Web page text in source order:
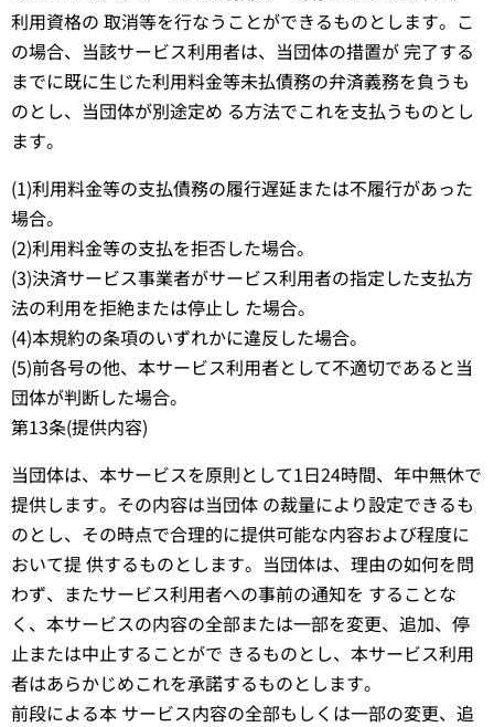
利用資格の 取消等を行なうことができるものとします。こ
の場合、当該サービス利用者は、当団体の措置が 完了する
までに既に生じた利用料金等未払債務の弁済義務を負うも
のとし、当団体が別途定め る方法でこれを支払うものとし
ます。
(1)利用料金等の支払債務の履行遅延または不履行があった
場合。
(2)利用料金等の支払を拒否した場合。
(3)決済サービス事業者がサービス利用者の指定した支払方
法の利用を拒絶または停止し た場合。
(4)本規約の条項のいずれかに違反した場合。
(5)前各号の他、本サービス利用者として不適切であると当
団体が判断した場合。
第13条(提供内容)
当団体は、本サービスを原則として1日24時間、年中無休で
提供します。その内容は当団体 の裁量により設定できるも
のとし、その時点で合理的に提供可能な内容および程度に
おいて提 供するものとします。当団体は、理由の如何を問
わず、またサービス利用者への事前の通知を することな
く、本サービスの内容の全部または一部を変更、追加、停
止または中止することがで きるものとし、本サービス利用
者はあらかじめこれを承諾するものとします。
前段による本 サービス内容の全部もしくは一部の変更、追